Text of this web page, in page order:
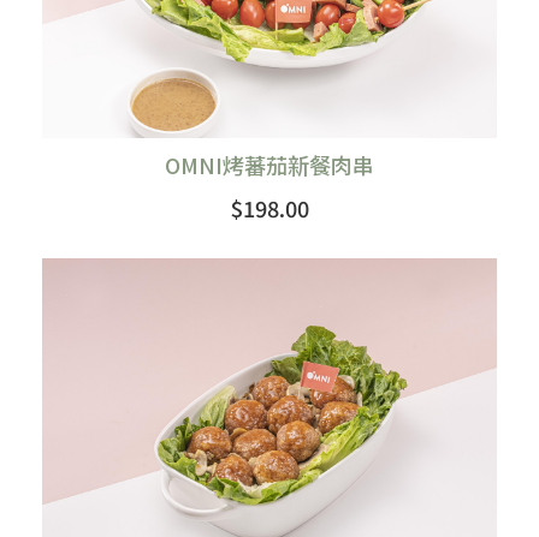
OMNI烤蕃茄新餐肉串
$198.00
購買